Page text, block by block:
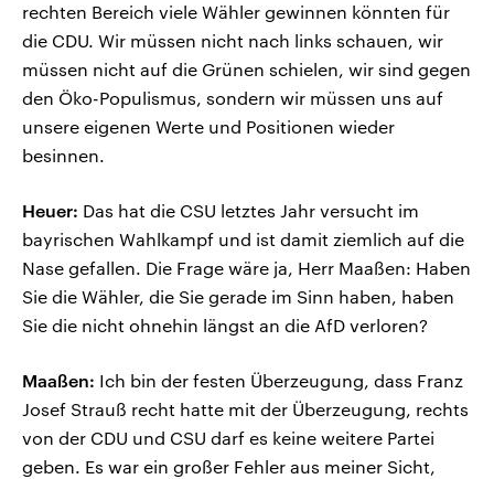
rechten Bereich viele Wähler gewinnen könnten für
die CDU. Wir müssen nicht nach links schauen, wir
müssen nicht auf die Grünen schielen, wir sind gegen
den Öko-Populismus, sondern wir müssen uns auf
unsere eigenen Werte und Positionen wieder
besinnen.
Heuer: Das hat die CSU letztes Jahr versucht im
bayrischen Wahlkampf und ist damit ziemlich auf die
Nase gefallen. Die Frage wäre ja, Herr Maaßen: Haben
Sie die Wähler, die Sie gerade im Sinn haben, haben
Sie die nicht ohnehin längst an die AfD verloren?
Maaßen: Ich bin der festen Überzeugung, dass Franz
Josef Strauß recht hatte mit der Überzeugung, rechts
von der CDU und CSU darf es keine weitere Partei
geben. Es war ein großer Fehler aus meiner Sicht,